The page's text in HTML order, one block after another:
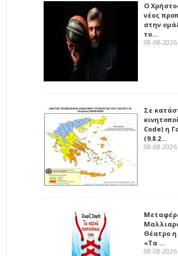
Ο
νέος
στην
το…
08-08-2026
Σε
Code) η
(9.8.2…
08-08-2026
Θέατρο
«Τα …
08-08-2026